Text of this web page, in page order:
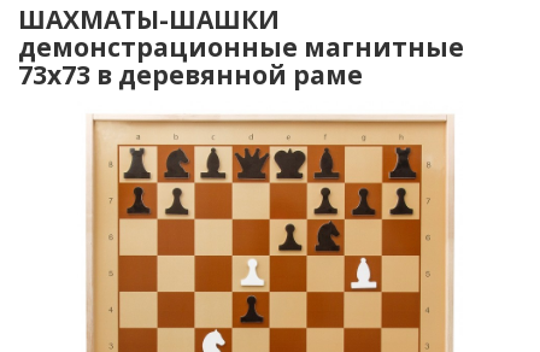
ШАХМАТЫ-ШАШКИ
демонстрационные магнитные
73х73 в деревянной раме